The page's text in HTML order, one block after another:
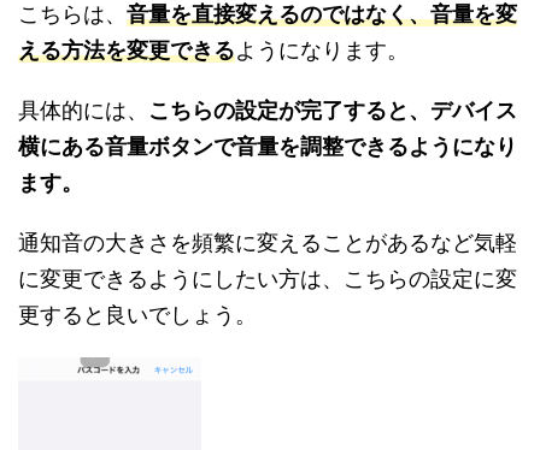
こちらは、 音量を直接変えるのではなく、音量を変
える方法を変更できるようになります。
具体的には、 こちらの設定が完了すると、デバイス
横にある音量ボタンで音量を調整できるようになり
ます。
通知音の大きさを頻繁に変えることがあるなど気軽
に変更できるようにしたい方は、こちらの設定に変
更すると良いでしょう。